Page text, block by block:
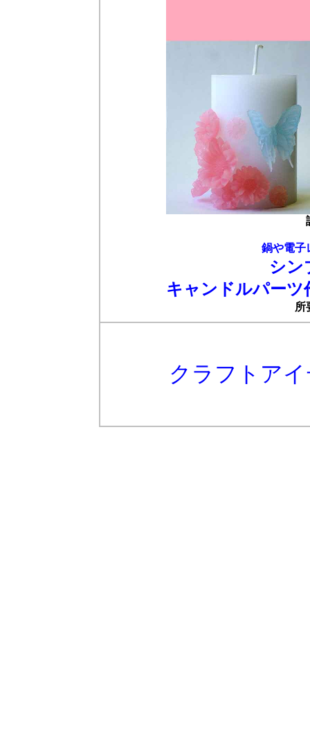
鍋や電子
シン
キャンドルパー
所
クラフトア